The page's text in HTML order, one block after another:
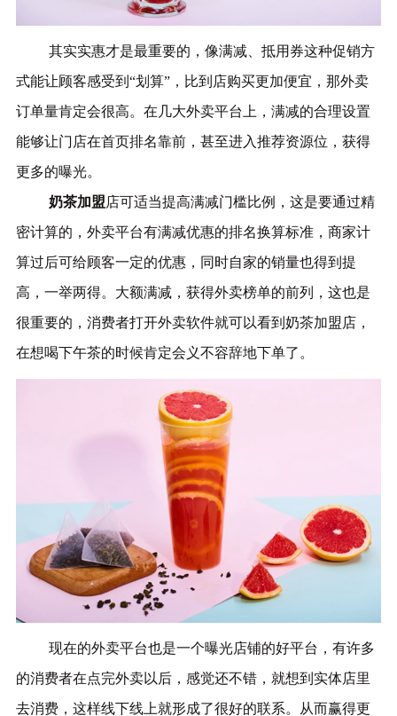
其实实惠才是最重要的 ，像满减、抵用券这种促销方
式能让顾客感受到 “划算”，比到店购买更加便宜，那外卖
订单量肯定会很高。在几大外卖平台上，满减的合理设置
能够让门店在首页排名靠前，甚至进入推荐资源位，获得
更多的曝光。
奶茶加盟店可适当提高满减门槛比例，这是要通过精
密计算的，外卖平台有满减优惠的排名换算标准，商家计
算过后可给顾客一定的优惠，同时自家的销量也得到提
高，一举两得。大额满减，获得外卖榜单的前列，这也是
很重要的，消费者打开外卖软件就可以看到奶茶加盟店，
在想喝下午茶的时候肯定会义不容辞地下单了。
现在的外卖平台也是一个曝光店铺的好平台，有许多
的消费者在点完外卖以后，感觉还不错，就想到实体店里
去消费，这样线下线上就形成了很好的联系。从而赢得更